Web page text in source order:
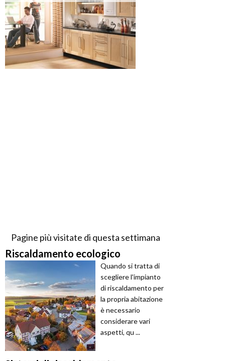
Pagine più visitate di questa settimana
Riscaldamento ecologico
Quando si tratta di
scegliere l'impianto
di riscaldamento per
la propria abitazione
è necessario
considerare vari
aspetti, qu ...